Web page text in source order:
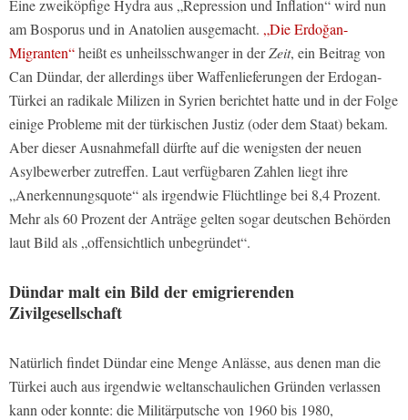
Eine zweiköpfige Hydra aus „Repression und Inflation“ wird nun
am Bosporus und in Anatolien ausgemacht. „Die Erdoğan-
Migranten“heißt es unheilsschwanger in derZeit, ein Beitrag von
Can Dündar, der allerdings über Waffenlieferungen der Erdogan-
Türkei an radikale Milizen in Syrien berichtet hatte und in der Folge
einige Probleme mit der türkischen Justiz (oder dem Staat) bekam.
Aber dieser Ausnahmefall dürfte auf die wenigsten der neuen
Asylbewerber zutreffen. Laut verfügbaren Zahlen liegt ihre
„Anerkennungsquote“ als irgendwie Flüchtlinge bei 8,4 Prozent.
Mehr als 60 Prozent der Anträge gelten sogar deutschen Behörden
laut Bild als „offensichtlich unbegründet“.
Dündar malt ein Bild der emigrierenden
Zivilgesellschaft
Natürlich findet Dündar eine Menge Anlässe, aus denen man die
Türkei auch aus irgendwie weltanschaulichen Gründen verlassen
kann oder konnte: die Militärputsche von 1960 bis 1980,